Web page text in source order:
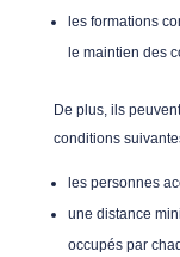
les formations
le maintien des
De plus, ils
conditions
les personnes
une distance
occupés par